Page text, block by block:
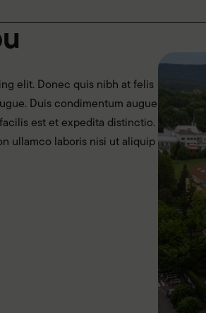
elit. Donec quis nibh at felis
Duis condimentum augue
est et expedita distinctio.
ullamco laboris nisi ut aliquip